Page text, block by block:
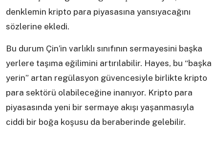
denklemin kripto para piyasasına yansıyacağını
sözlerine ekledi.
Bu durum Çin’in varlıklı sınıfının sermayesini başka
yerlere taşıma eğilimini artırılabilir. Hayes, bu “başka
yerin” artan regülasyon güvencesiyle birlikte kripto
para sektörü olabileceğine inanıyor. Kripto para
piyasasında yeni bir sermaye akışı yaşanmasıyla
ciddi bir boğa koşusu da beraberinde gelebilir.